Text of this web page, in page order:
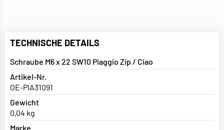
TECHNISCHE DETAILS
Schraube M6 x 22 SW10 Piaggio Zip / Ciao
Artikel-Nr.
OE-PIA31091
Gewicht
0,04 kg
Marke